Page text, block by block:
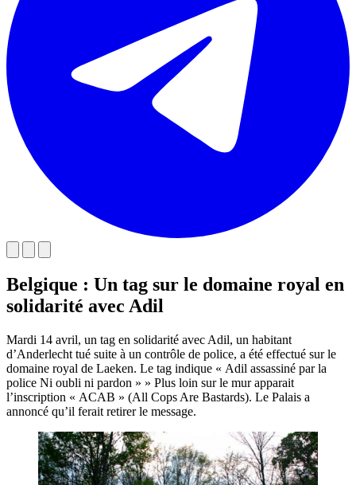
Belgique : Un tag sur le domaine royal en
solidarité avec Adil
Mardi 14 avril, un tag en solidarité avec Adil, un habitant
d’Anderlecht tué suite à un contrôle de police, a été effectué sur le
domaine royal de Laeken. Le tag indique « Adil assassiné par la
police Ni oubli ni pardon » » Plus loin sur le mur apparait
l’inscription « ACAB » (All Cops Are Bastards). Le Palais a
annoncé qu’il ferait retirer le message.